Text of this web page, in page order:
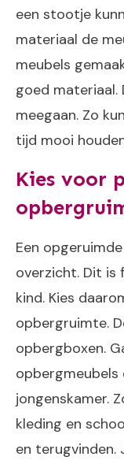
een stootje
materiaal de
meubels
goed materiaal.
meegaan. Zo
tijd mooi
Kies voor
Een
overzicht. Dit is
kind. Kies
opbergruimte.
opbergboxen.
jongenskamer.
kleding en
en terugvinden.